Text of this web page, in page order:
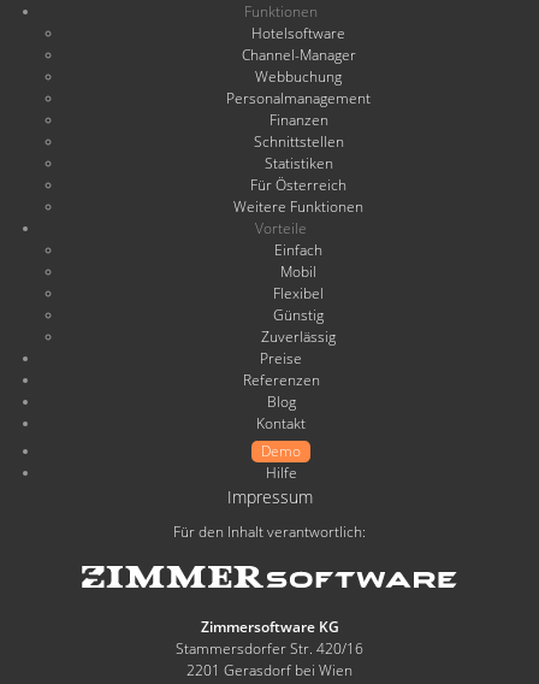
Funktionen
Hotelsoftware
Channel-Manager
Webbuchung
Personalmanagement
Finanzen
Schnittstellen
Statistiken
Für Österreich
Weitere Funktionen
Vorteile
Einfach
Mobil
Flexibel
Günstig
Zuverlässig
Preise
Referenzen
Blog
Kontakt
Demo
Hilfe
Impressum
Für den Inhalt verantwortlich:
Zimmersoftware KG
Stammersdorfer Str. 420/16
2201 Gerasdorf bei Wien